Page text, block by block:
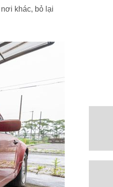
khác, bỏ lại